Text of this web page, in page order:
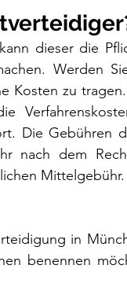
dieser die
Werden
Kosten zu
Die Gebühren
nach dem
Mittelgebühr.
in
benennen